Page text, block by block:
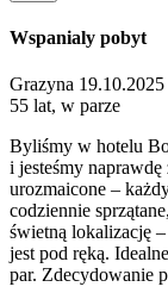
Wspanialy pobyt
Grazyna 19.10.2025
55 lat, w parze
Byliśmy w hotelu
i jesteśmy naprawdę
urozmaicone –
codziennie
świetną lokalizację
jest pod ręką.
par. Zdecydowanie